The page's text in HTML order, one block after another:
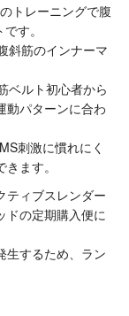
トレーニングで腹
す。
斜筋のインナーマ
ベルト初心者から
動パターンに合わ
刺激に慣れにく
ます。
ティブスレンダー
ドの定期購入便に
生するため、ラン